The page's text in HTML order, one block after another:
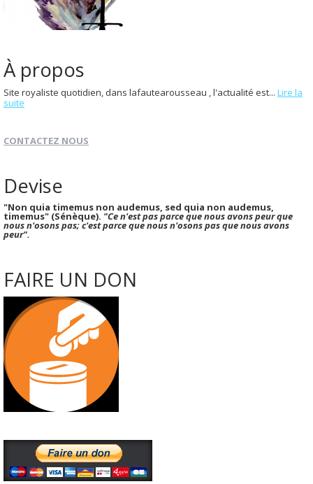
À propos
Site royaliste quotidien, dans lafautearousseau , l'actualité est... Lire la
suite
CONTACTEZ NOUS
Devise
"Non quia timemus non audemus, sed quia non audemus,
timemus" (Sénèque). "Ce n'est pas parce que nous avons peur que
nous n'osons pas; c'est parce que nous n'osons pas que nous avons
peur".
FAIRE UN DON